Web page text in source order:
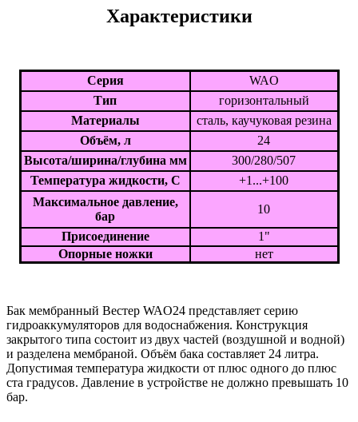
Характеристики
Серия
WAO
Тип
горизонтальный
Материалы
сталь, каучуковая резина
Объём, л
24
Высота/ширина/глубина мм
300/280/507
Температура жидкости, С
+1...+100
Максимальное давление,
бар
10
Присоединение
1"
Опорные ножки
нет
Бак мембранный Вестер WAO24 представляет серию
гидроаккумуляторов для водоснабжения. Конструкция
закрытого типа состоит из двух частей (воздушной и водной)
и разделена мембраной. Объём бака составляет 24 литра.
Допустимая температура жидкости от плюс одного до плюс
ста градусов. Давление в устройстве не должно превышать 10
бар.